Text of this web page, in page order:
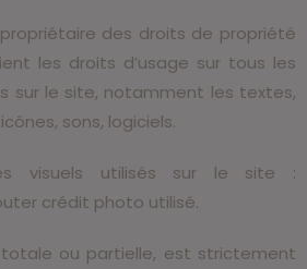
des droits de propriété
les droits d’usage sur tous les
sur le site, notamment les textes,
sons, logiciels.
visuels utilisés sur le site :
crédit photo utilisé.
ou partielle, est strictement